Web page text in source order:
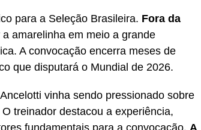
para a Seleção Brasileira. Fora da
amarelinha em meio a grande
A convocação encerra meses de
que disputará o Mundial de 2026.
vinha sendo pressionado sobre
treinador destacou a experiência,
fundamentais para a convocação. A